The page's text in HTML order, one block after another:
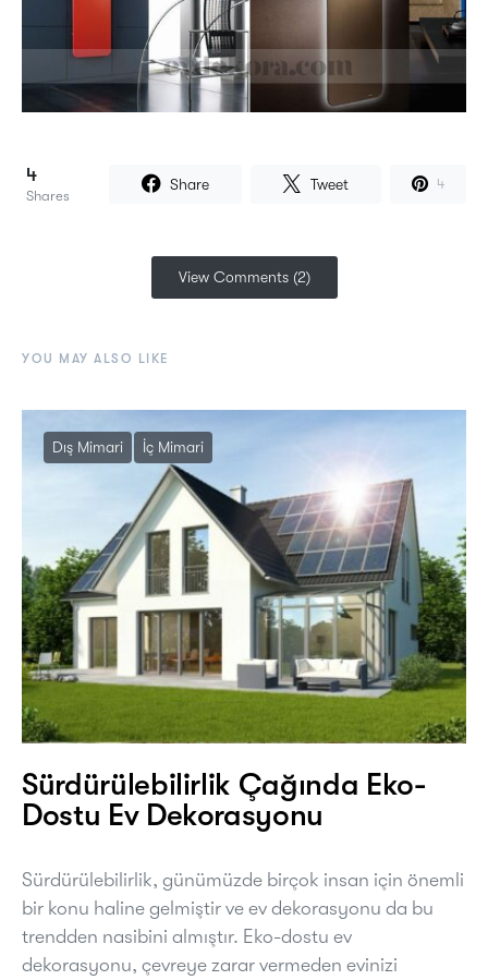
4
Shares
Share Tweet 4
View Comments (2)
YOU MAY ALSO LIKE
Dış Mimari İç Mimari
Sürdürülebilirlik Çağında Eko-
Dostu Ev Dekorasyonu
Sürdürülebilirlik, günümüzde birçok insan için önemli
bir konu haline gelmiştir ve ev dekorasyonu da bu
trendden nasibini almıştır. Eko-dostu ev
dekorasyonu, çevreye zarar vermeden evinizi